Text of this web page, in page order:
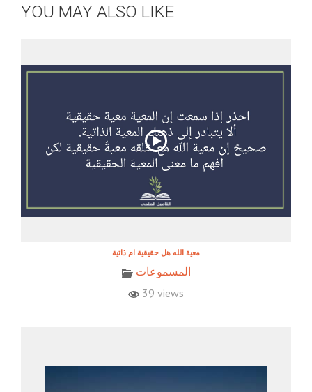
YOU MAY ALSO LIKE
معية الله هل حقيقية ام ذاتية
المسموعات
39 views